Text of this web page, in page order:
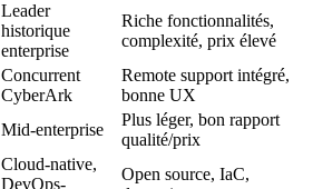
Leader
historique
enterprise
Riche fonctionnalités,
complexité, prix élevé
Concurrent
CyberArk
Remote support intégré,
bonne UX
Mid-enterprise
Plus léger, bon rapport
qualité/prix
Cloud-native,
DevOps-
Open source, IaC,